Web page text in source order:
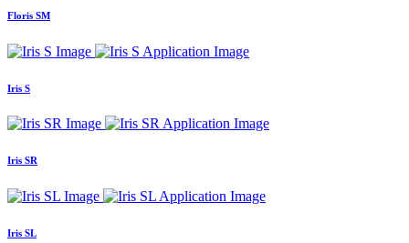
Floris SM
Iris S
Iris SR
Iris SL